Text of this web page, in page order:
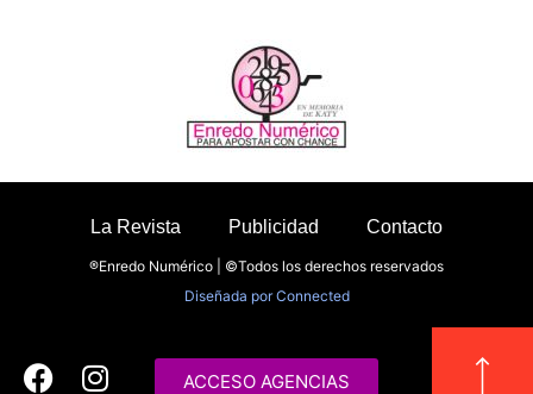
La Revista Publicidad Contacto
®Enredo Numérico | ©Todos los derechos reservados
Diseñada porConnected
ACCESO AGENCIAS